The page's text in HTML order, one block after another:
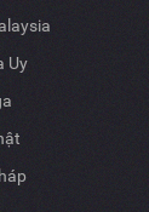
Uy